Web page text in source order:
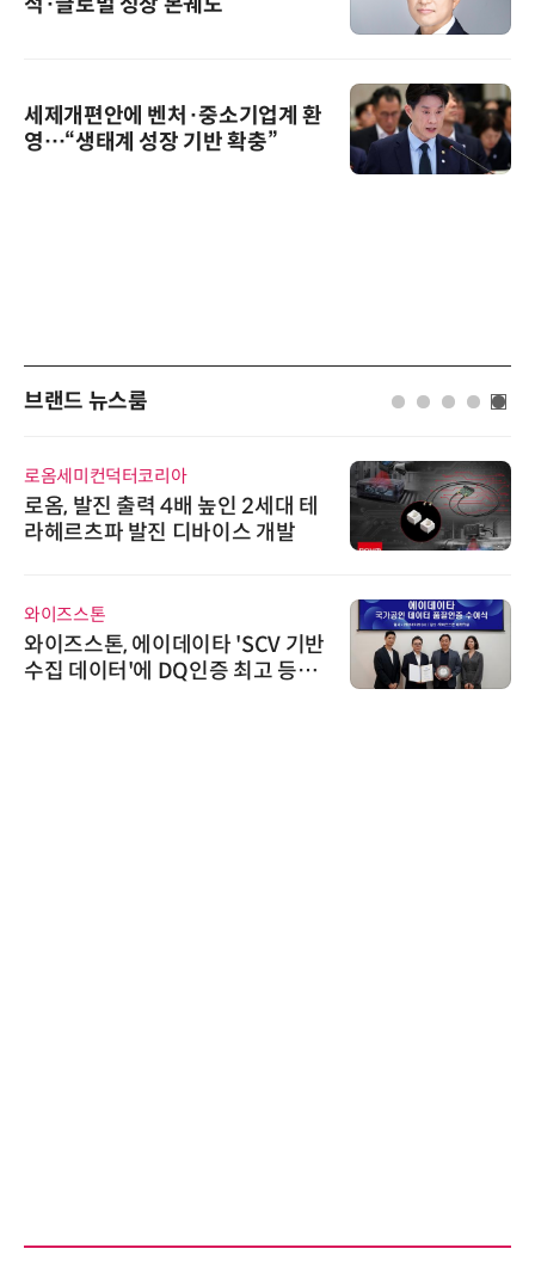
세제개편안에 벤처·중소기업계 환
영…“생태계 성장 기반 확충”
브랜드 뉴스룸
로옴세미컨덕터코리아
로옴, 발진 출력 4배 높인 2세대 테
라헤르츠파 발진 디바이스 개발
와이즈스톤
와이즈스톤, 에이데이타 'SCV 기반
수집 데이터'에 DQ인증 최고 등급